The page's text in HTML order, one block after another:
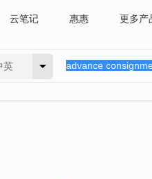
云笔记 惠惠 更多产
英